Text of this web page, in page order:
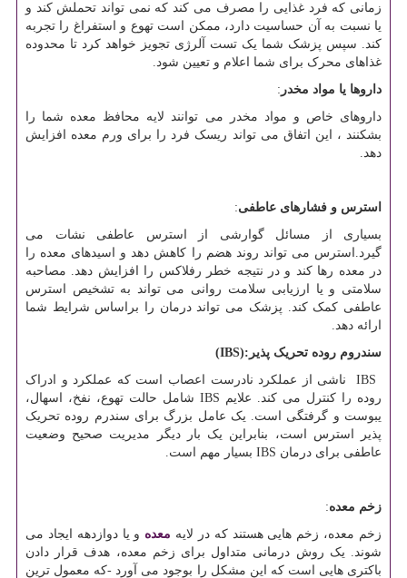
زمانی که فرد غذایی را مصرف می کند که نمی تواند تحملش کند و
یا نسبت به آن حساسیت دارد، ممکن است تهوع و استفراغ را تجربه
کند. سپس پزشک شما یک تست آلرژی تجویز خواهد کرد تا محدوده
غذاهای محرک برای شما اعلام و تعیین شود.
داروها یا مواد مخدر :
داروهای خاص و مواد مخدر می توانند لایه محافظ معده شما را
بشکنند ، این اتفاق می تواند ریسک فرد را برای ورم معده افزایش
دهد.
استرس و فشارهای عاطفی:
بسیاری از مسائل گوارشی از استرس عاطفی نشات می
گیرد.استرس می تواند روند هضم را کاهش دهد و اسیدهای معده را
در معده رها کند و در نتیجه خطر رفلاکس را افزایش دهد. مصاحبه
سلامتی و یا ارزیابی سلامت روانی می تواند به تشخیص استرس
عاطفی کمک کند. پزشک می تواند درمان را براساس شرایط شما
ارائه دهد.
سندروم روده تحریک پذیر (IBS):
IBS ناشی از عملکرد نادرست اعصاب است که عملکرد و ادراک
روده را کنترل می کند. علایم IBS شامل حالت تهوع، نفخ، اسهال،
یبوست و گرفتگی است. یک عامل بزرگ برای سندرم روده تحریک
پذیر استرس است، بنابراین یک بار دیگر مدیریت صحیح وضعیت
عاطفی برای درمان IBS بسیار مهم است.
زخم معده:
زخم معده، زخم هایی هستند که در لایه معده و یا دوازدهه ایجاد می
شوند. یک روش درمانی متداول برای زخم معده، هدف قرار دادن
باکتری هایی است که این مشکل را بوجود می آورد -که معمول ترین